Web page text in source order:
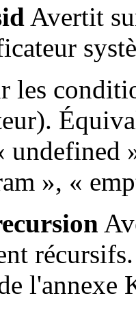
Avertit
les
undefined
», «
l'annexe